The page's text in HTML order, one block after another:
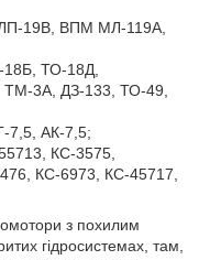
ЛП-19В, ВПМ МЛ-119А,
18Б, ТО-18Д,
ТМ-3А, ДЗ-133, ТО-49,
7,5, АК-7,5;
КС-3575,
КС-6973, КС-45717,
з похилим
гідросистемах, там,